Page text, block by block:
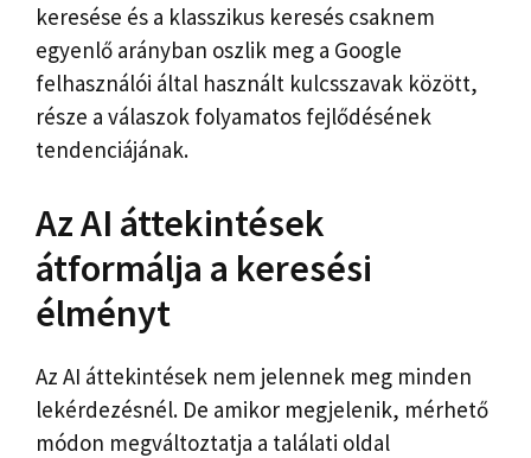
keresése és a klasszikus keresés csaknem
egyenlő arányban oszlik meg a Google
felhasználói által használt kulcsszavak között,
része a válaszok folyamatos fejlődésének
tendenciájának.
Az AI áttekintések
átformálja a keresési
élményt
Az AI áttekintések nem jelennek meg minden
lekérdezésnél. De amikor megjelenik, mérhető
módon megváltoztatja a találati oldal